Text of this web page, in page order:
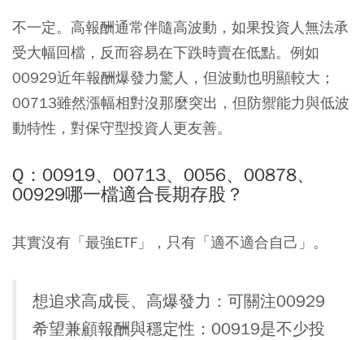
不一定。高報酬通常伴隨高波動，如果投資人無法承
受大幅回檔，反而容易在下跌時賣在低點。例如
00929近年報酬爆發力驚人，但波動也明顯較大；
00713雖然漲幅相對沒那麼突出，但防禦能力與低波
動特性，對保守型投資人更友善。
Q：00919、00713、0056、00878、
00929哪一檔適合長期存股？
其實沒有「最強ETF」，只有「適不適合自己」。
想追求高成長、高爆發力：可關注00929
希望兼顧報酬與穩定性：00919是不少投